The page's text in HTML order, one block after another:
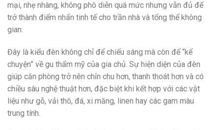
mại, nhẹ nhàng, không phô diễn quá mức nhưng vẫn đủ để
trở thành điểm nhấn tinh tế cho trần nhà và tổng thể không
gian.
Đây là kiểu đèn không chỉ để chiếu sáng mà còn để “kể
chuyện” về gu thẩm mỹ của gia chủ. Sự hiện diện của đèn
giúp căn phòng trở nên chỉn chu hơn, thanh thoát hơn và có
chiều sâu nghệ thuật hơn, đặc biệt khi kết hợp với các vật
liệu như gỗ, vải thô, đá, xi măng, linen hay các gam màu
trung tính.